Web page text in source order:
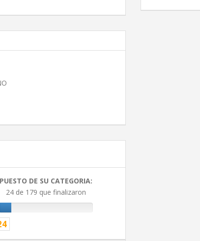
PUESTO DE SU CATEGORIA:
24 de 179 que finalizaron